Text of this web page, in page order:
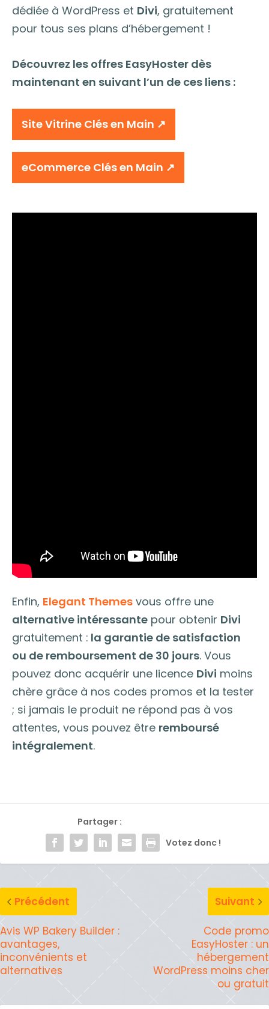
dédiée à WordPress et Divi, gratuitement
pour tous ses plans d’hébergement !
Découvrez les offres EasyHoster dès
maintenant en suivant l’un de ces liens :
Site Vitrine Clés en Main ↗︎
eCommerce Clés en Main ↗︎
Enfin, Elegant Themes vous offre une
alternative intéressante pour obtenir Divi
gratuitement : la garantie de satisfaction
ou de remboursement de 30 jours. Vous
pouvez donc acquérir une licence Divi moins
chère grâce à nos codes promos et la tester
; si jamais le produit ne répond pas à vos
attentes, vous pouvez être remboursé
intégralement.
Partager :
Votez donc !
Précédent
Avis WP Bakery Builder :
avantages,
inconvénients et
alternatives
Suivant
Code promo
EasyHoster : un
hébergement
WordPress moins cher
ou gratuit